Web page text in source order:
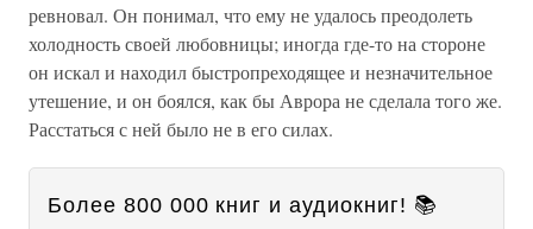
ревновал. Он понимал, что ему не удалось преодолеть
холодность своей любовницы; иногда где-то на стороне
он искал и находил быстропреходящее и незначительное
утешение, и он боялся, как бы Аврора не сделала того же.
Расстаться с ней было не в его силах.
Более 800 000 книг и аудиокниг! 📚